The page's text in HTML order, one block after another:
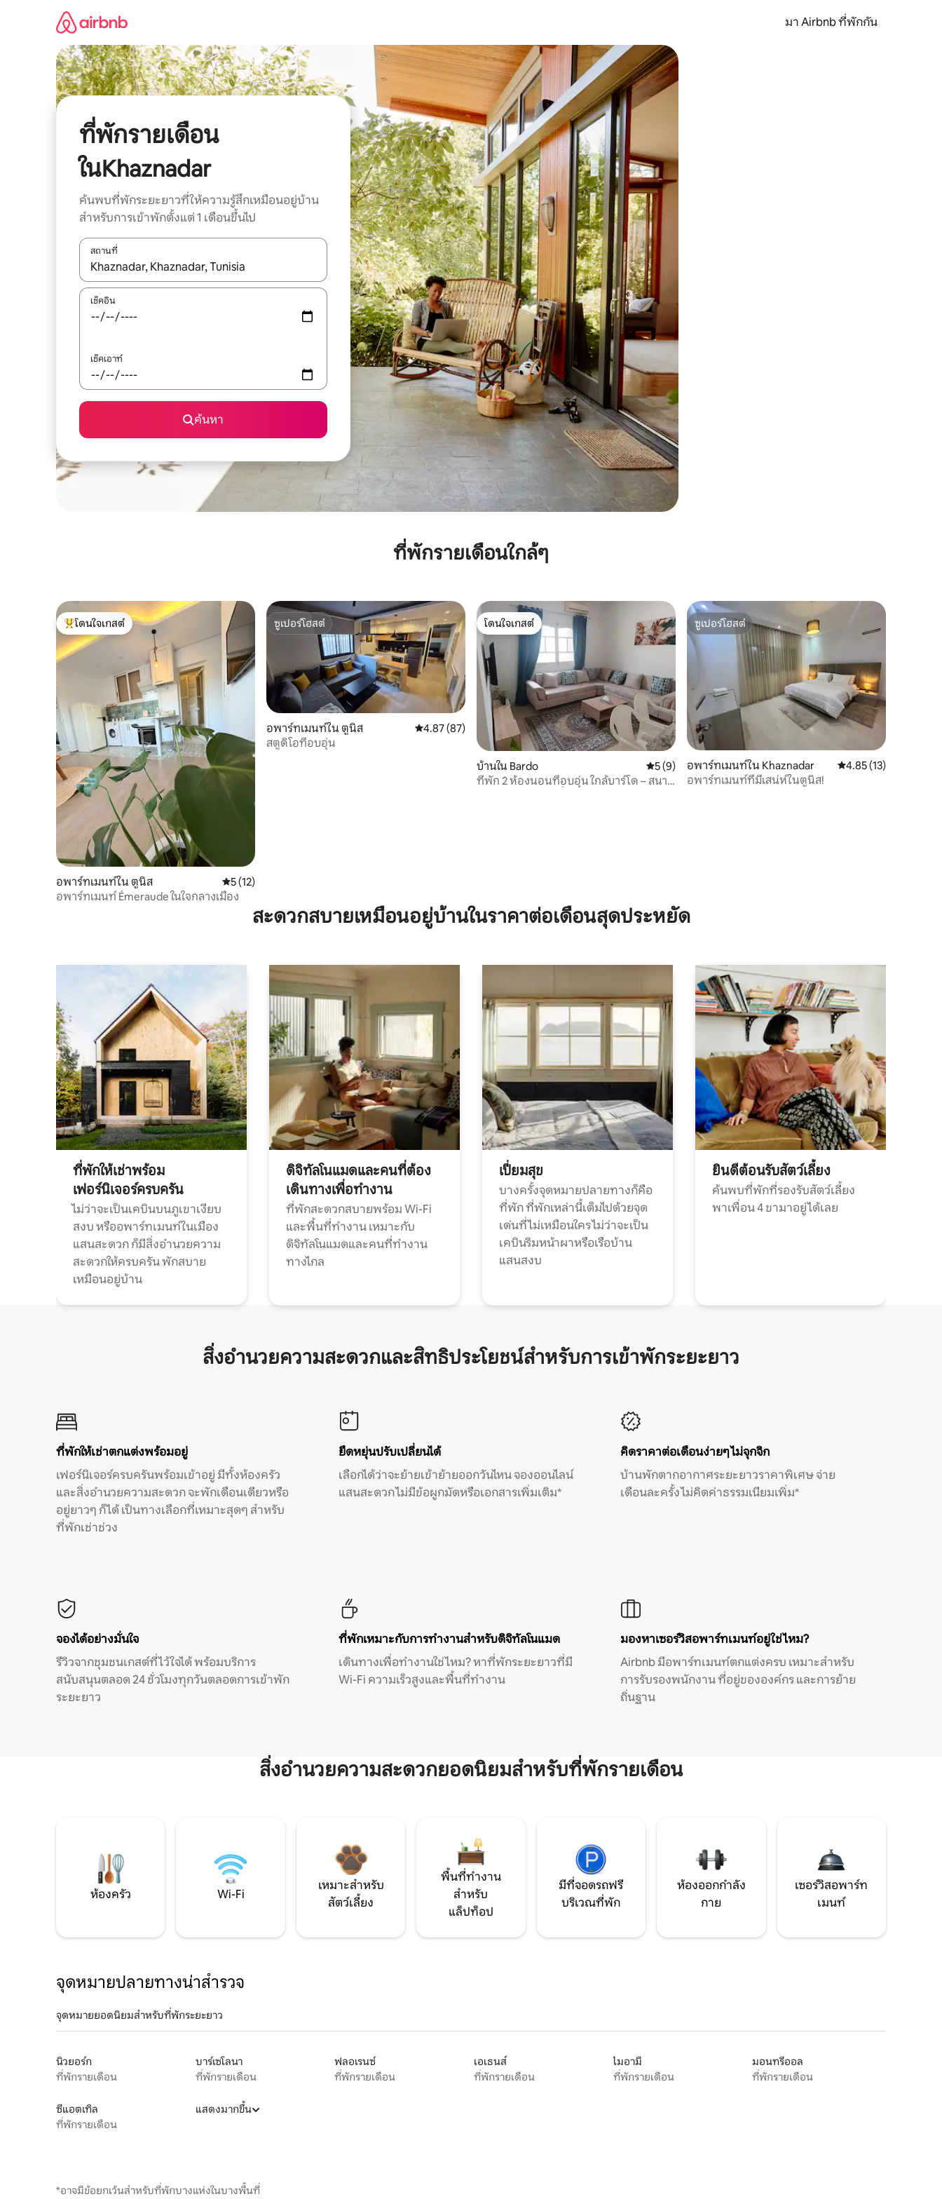
มา Airbnb ที่พักกัน
ที่พักรายเดือน
ในKhaznadar
ค้นพบที่พักระยะยาวที่ให้ความรู้สึกเหมือนอยู่บ้าน
สำหรับการเข้าพักตั้งแต่ 1 เดือนขึ้นไป
สถานที่
ใช้ลูกศรขึ้นลง หรือใช้การสัมผัสหรือปัด เพื่อสำรวจผลการค้นหา
เช็คอิน
เช็คเอาท์
ค้นหา
ที่พักรายเดือนใกล้ๆ
โดนใจเกสต์ที่สุด
โดนใจเกสต์
อพาร์ทเมนท์ใน ตูนิส คะแนนเฉลี่ย 5 จาก 5, 12 รีวิว
5 (12)
อพาร์ทเมนท์ Émeraude ในใจกลางเมือง
ซูเปอร์โฮสต์
ซูเปอร์โฮสต์
อพาร์ทเมนท์ใน ตูนิส คะแนนเฉลี่ย 4.87 จาก 5, 87 รีวิว
4.87 (87)
สตูดิโอที่อบอุ่น
โดนใจเกสต์
โดนใจเกสต์
บ้านใน Bardo คะแนนเฉลี่ย 5 จาก 5, 9 รีวิว
5 (9)
ที่พัก 2 ห้องนอนที่อบอุ่น ใกล้บาร์โด – สนาม
ซูเปอร์โฮสต์
ซูเปอร์โฮสต์
อพาร์ทเมนท์ใน Khaznadar คะแนนเฉลี่ย 4.85 จาก
4.85 (13)
อพาร์ทเมนท์ที่มีเสน่ห์ในตูนิส!
สะดวกสบายเหมือนอยู่บ้านในราคาต่อเดือนสุดประหยัด
ที่พักให้เช่าพร้อม
เฟอร์นิเจอร์ครบครัน
ไม่ว่าจะเป็นเคบินบนภูเขาเงียบ
สงบ หรืออพาร์ทเมนท์ในเมือง
แสนสะดวก ก็มีสิ่งอำนวยความ
สะดวกให้ครบครัน พักสบาย
เหมือนอยู่บ้าน
ดิจิทัลโนแมดและคนที่ต้อง
เดินทางเพื่อทำงาน
ที่พักสะดวกสบายพร้อม Wi-Fi
และพื้นที่ทำงาน เหมาะกับ
ดิจิทัลโนแมดและคนที่ทำงาน
ทางไกล
เปี่ยมสุข
บางครั้งจุดหมายปลายทางก็คือ
ที่พัก ที่พักเหล่านี้เต็มไปด้วยจุด
เด่นที่ไม่เหมือนใคร ไม่ว่าจะเป็น
เคบินริมหน้าผาหรือเรือบ้าน
แสนสงบ
ยินดีต้อนรับสัตว์เลี้ยง
ค้นพบที่พักที่รองรับสัตว์เลี้ยง
พาเพื่อน 4 ขามาอยู่ได้เลย
สิ่งอำนวยความสะดวกและสิทธิประโยชน์สำหรับการเข้าพักระยะยาว
ที่พักให้เช่าตกแต่งพร้อมอยู่
เฟอร์นิเจอร์ครบครันพร้อมเข้าอยู่ มีทั้งห้องครัว
และสิ่งอำนวยความสะดวก จะพักเดือนเดียวหรือ
อยู่ยาวๆ ก็ได้ เป็นทางเลือกที่เหมาะสุดๆ สำหรับ
ที่พักเช่าช่วง
ยืดหยุ่นปรับเปลี่ยนได้
เลือกได้ว่าจะย้ายเข้าย้ายออกวันไหน จองออนไลน์
แสนสะดวก ไม่มีข้อผูกมัดหรือเอกสารเพิ่มเติม*
คิดราคาต่อเดือนง่ายๆ ไม่จุกจิก
บ้านพักตากอากาศระยะยาวราคาพิเศษ จ่าย
เดือนละครั้ง ไม่คิดค่าธรรมเนียมเพิ่ม*
จองได้อย่างมั่นใจ
รีวิวจากชุมชนเกสต์ที่ไว้ใจได้ พร้อมบริการ
สนับสนุนตลอด 24 ชั่วโมงทุกวันตลอดการเข้าพัก
ระยะยาว
ที่พักเหมาะกับการทำงานสำหรับดิจิทัลโนแมด
เดินทางเพื่อทำงานใช่ไหม? หาที่พักระยะยาวที่มี
Wi-Fi ความเร็วสูงและพื้นที่ทำงาน
มองหาเซอร์วิสอพาร์ทเมนท์อยู่ใช่ไหม?
Airbnb มีอพาร์ทเมนท์ตกแต่งครบ เหมาะสำหรับ
การรับรองพนักงาน ที่อยู่ขององค์กร และการย้าย
ถิ่นฐาน
สิ่งอำนวยความสะดวกยอดนิยมสำหรับที่พักรายเดือน
ห้องครัว Wi-Fi
เหมาะสำหรับ
สัตว์เลี้ยง
พื้นที่ทำงาน
สำหรับ
แล็ปท็อป
มีที่จอดรถฟรี
บริเวณที่พัก
ห้องออกกำลัง
กาย
เซอร์วิสอพาร์ท
เมนท์
จุดหมายปลายทางน่าสำรวจ
จุดหมายยอดนิยมสำหรับที่พักระยะยาว
นิวยอร์ก
ที่พักรายเดือน
บาร์เซโลนา
ที่พักรายเดือน
ฟลอเรนซ์
ที่พักรายเดือน
เอเธนส์
ที่พักรายเดือน
ไมอามี
ที่พักรายเดือน
มอนทรีออล
ที่พักรายเดือน
ซีแอตเทิล
ที่พักรายเดือน
แสดงมากขึ้น
*อาจมีข้อยกเว้นสำหรับที่พักบางแห่งในบางพื้นที่